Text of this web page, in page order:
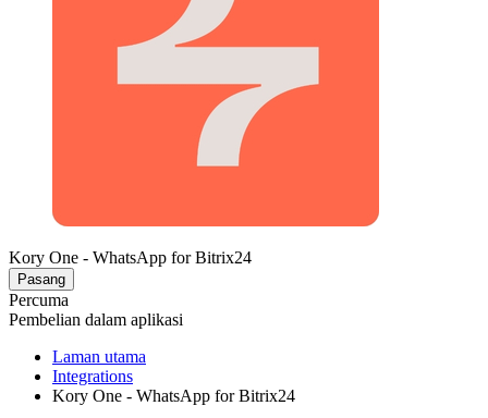
Kory One - WhatsApp for Bitrix24
Pasang
Percuma
Pembelian dalam aplikasi
Laman utama
Integrations
Kory One - WhatsApp for Bitrix24